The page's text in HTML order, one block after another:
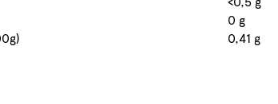
0 g
0,41 g